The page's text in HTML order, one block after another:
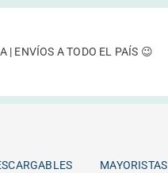
| ENVÍOS A TODO EL PAÍS 😉
MAYORISTAS